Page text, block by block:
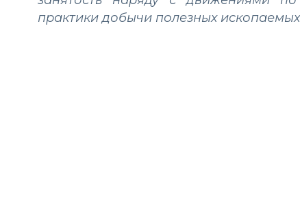
практики добычи полезных ископаемых